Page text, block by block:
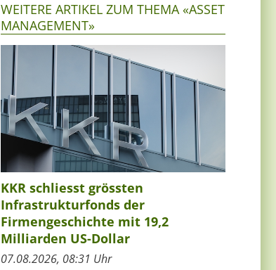
WEITERE ARTIKEL ZUM THEMA «ASSET
MANAGEMENT»
KKR schliesst grössten
Infrastrukturfonds der
Firmengeschichte mit 19,2
Milliarden US-Dollar
07.08.2026, 08:31 Uhr